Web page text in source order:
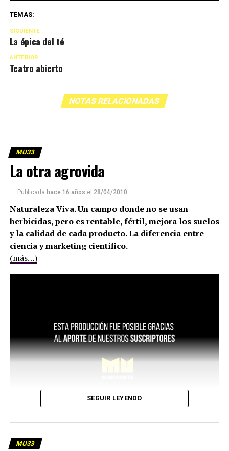
TEMAS:
SIGUIENTE
La épica del té
ANTERIOR
Teatro abierto
NOTAS RELACIONADAS
MU33
La otra agrovida
Publicada hace 16 años el 28/04/2010
Naturaleza Viva. Un campo donde no se usan
herbicidas, pero es rentable, fértil, mejora los suelos
y la calidad de cada producto. La diferencia entre
ciencia y marketing científico.
(más…)
SEGUIR LEYENDO
MU33